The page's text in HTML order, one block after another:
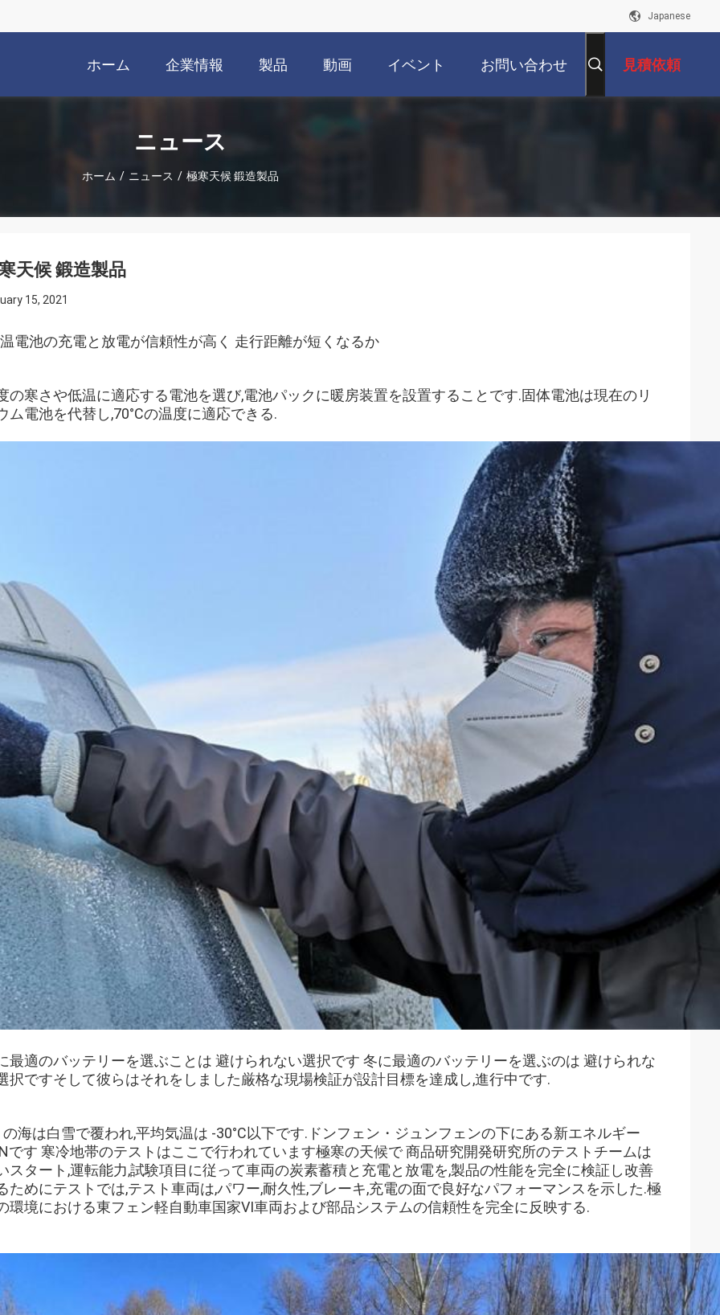
Japanese
ホーム 企業情報 製品 動画 イベント お問い合わせ 見積依頼
ニュース
ホーム / ニュース / 極寒天候 鍛造製品
天候 鍛造製品
15, 2021
電池の充電と放電が信頼性が高く 走行距離が短くなるか
の寒さや低温に適応する電池を選び,電池パックに暖房装置を設置することです.固体電池は現在のリ
ム電池を代替し,70°Cの温度に適応できる.
最適のバッテリーを選ぶことは 避けられない選択です 冬に最適のバッテリーを選ぶのは 避けられな
択ですそして彼らはそれをしました厳格な現場検証が設計目標を達成し,進行中です.
海は白雪で覆われ,平均気温は -30°C以下です.ドンフェン・ジュンフェンの下にある新エネルギー
です 寒冷地帯のテストはここで行われています極寒の天候で 商品研究開発研究所のテストチームは
スタート,運転能力,試験項目に従って車両の炭素蓄積と充電と放電を,製品の性能を完全に検証し改善
ためにテストでは,テスト車両は,パワー,耐久性,ブレーキ,充電の面で良好なパフォーマンスを示した.極
環境における東フェン軽自動車国家VI車両および部品システムの信頼性を完全に反映する.